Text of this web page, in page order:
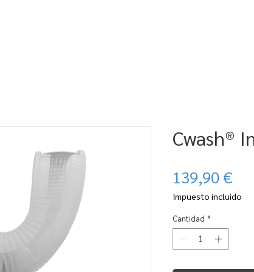
Cwash®️
139,90 €
Impuesto incluido
Cantidad *